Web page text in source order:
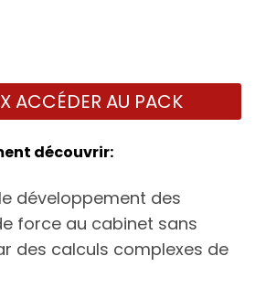
ACCÉDER AU PACK
découvrir:
développement des
force au cabinet sans
des calculs complexes de